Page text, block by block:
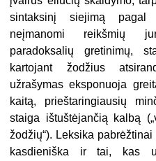
sintaksinį siejimą pagal
neįmanomi reikšmių
paradoksalių gretinimų,
kartojant žodžius
užrašymas eksponuoja
kaitą, prieštaringiausių
staiga ištuštėjančią kalbą
žodžių“). Leksika
kasdieniška ir tai, kas